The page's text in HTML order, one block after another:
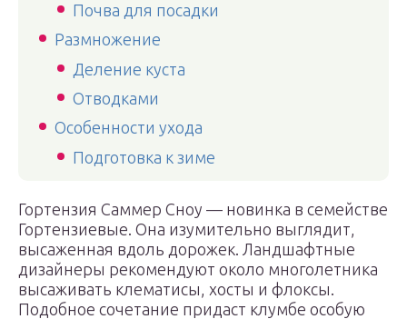
Почва для посадки
Размножение
Деление куста
Отводками
Особенности ухода
Подготовка к зиме
Гортензия Саммер Сноу — новинка в семействе
Гортензиевые. Она изумительно выглядит,
высаженная вдоль дорожек. Ландшафтные
дизайнеры рекомендуют около многолетника
высаживать клематисы, хосты и флоксы.
Подобное сочетание придаст клумбе особую